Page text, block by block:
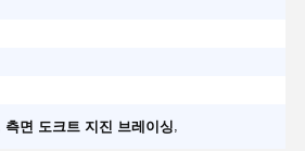
측면 도크트 지진 브레이싱